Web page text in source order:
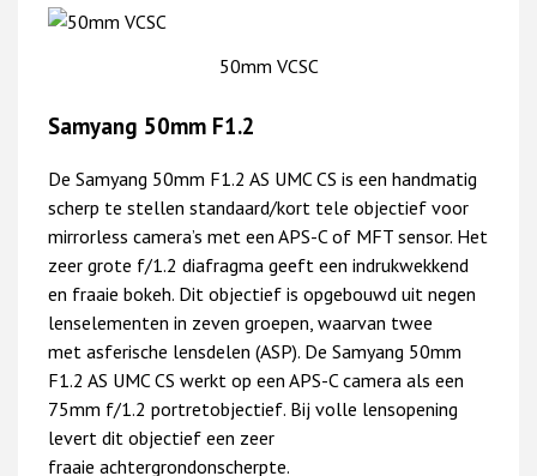
50mm VCSC
Samyang 50mm F1.2
De Samyang 50mm F1.2 AS UMC CS is een handmatig
scherp te stellen standaard/kort tele objectief voor
mirrorless camera’s met een APS-C of MFT sensor. Het
zeer grote f/1.2 diafragma geeft een indrukwekkend
en fraaie bokeh. Dit objectief is opgebouwd uit negen
lenselementen in zeven groepen, waarvan twee
met asferische lensdelen (ASP). De Samyang 50mm
F1.2 AS UMC CS werkt op een APS-C camera als een
75mm f/1.2 portretobjectief. Bij volle lensopening
levert dit objectief een zeer
fraaie achtergrondonscherpte.